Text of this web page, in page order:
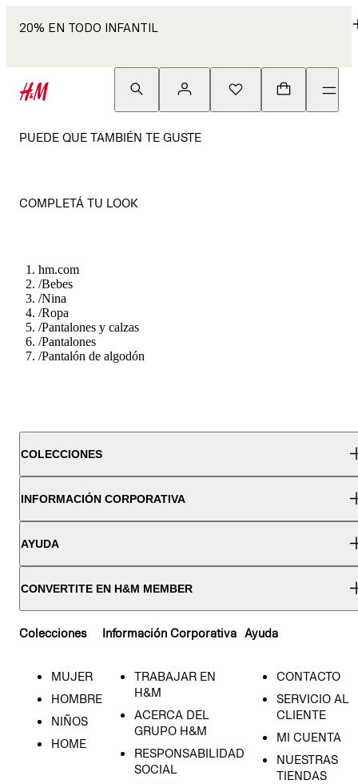
20% EN TODO INFANTIL
PUEDE QUE TAMBIÉN TE GUSTE
COMPLETÁ TU LOOK
hm.com
/Bebes
/Nina
/Ropa
/Pantalones y calzas
/Pantalones
/Pantalón de algodón
COLECCIONES
INFORMACIÓN CORPORATIVA
AYUDA
CONVERTITE EN H&M MEMBER
Colecciones
MUJER
HOMBRE
NIÑOS
HOME
Información Corporativa
TRABAJAR EN
H&M
ACERCA DEL
GRUPO H&M
RESPONSABILIDAD
SOCIAL
Ayuda
CONTACTO
SERVICIO AL
CLIENTE
MI CUENTA
NUESTRAS
TIENDAS